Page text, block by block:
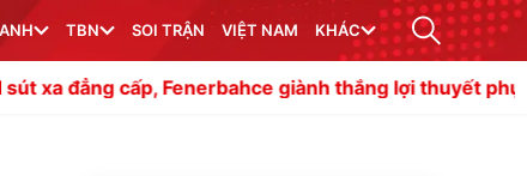
ANH TBN SOI TRẬN VIỆT NAM KHÁC
Fenerbahce giành thắng lợi thuyết phục MU và